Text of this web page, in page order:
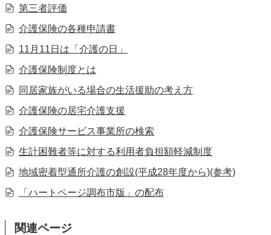
第三者評価
介護保険の各種申請書
11月11日は「介護の日」
介護保険制度とは
同居家族がいる場合の生活援助の考え方
介護保険の居宅介護支援
介護保険サービス事業所の検索
生計困難者等に対する利用者負担額軽減制度
地域密着型通所介護の創設(平成28年度から)(参考)
「ハートページ調布市版」の配布
関連ページ